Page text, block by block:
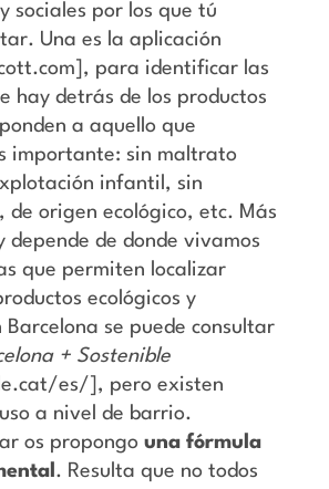
sociales por los que tú
Una es la aplicación
para identificar las
hay detrás de los productos
a aquello que
importante: sin maltrato
infantil, sin
de origen ecológico, etc. Más
depende de donde vivamos
que permiten localizar
ecológicos y
Barcelona se puede consultar
+ Sostenible
es/], pero existen
a nivel de barrio.
os propongo una fórmula
. Resulta que no todos